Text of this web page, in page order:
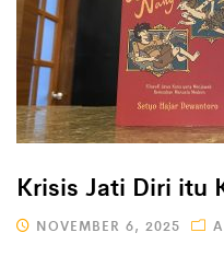
Krisis Jati Diri itu
NOVEMBER 6, 2025